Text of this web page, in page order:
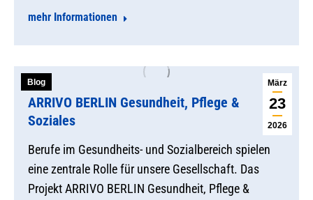
mehr Informationen
März
23
2026
Blog
ARRIVO BERLIN Gesundheit, Pflege &
Soziales
Berufe im Gesundheits- und Sozialbereich spielen
eine zentrale Rolle für unsere Gesellschaft. Das
Projekt ARRIVO BERLIN Gesundheit, Pflege &